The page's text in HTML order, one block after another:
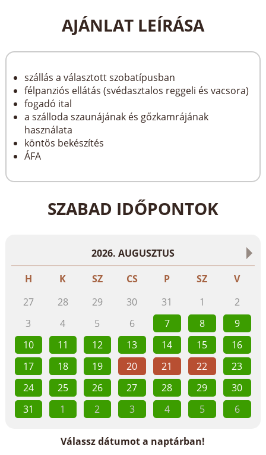
AJÁNLAT LEÍRÁSA
szállás a választott szobatípusban
félpanziós ellátás (svédasztalos reggeli és vacsora)
fogadó ital
a szálloda szaunájának és gőzkamrájának
használata
köntös bekészítés
ÁFA
SZABAD IDŐPONTOK
2026. AUGUSZTUS
H
K SZ CS P SZ
V
27
28 29 30 31 1
2
3
4 5 6 7 8
9
10
11 12 13 14 15
16
17
18 19 20 21 22
23
24
25 26 27 28 29
30
31
1 2 3 4 5 6
Válassz dátumot a naptárban!